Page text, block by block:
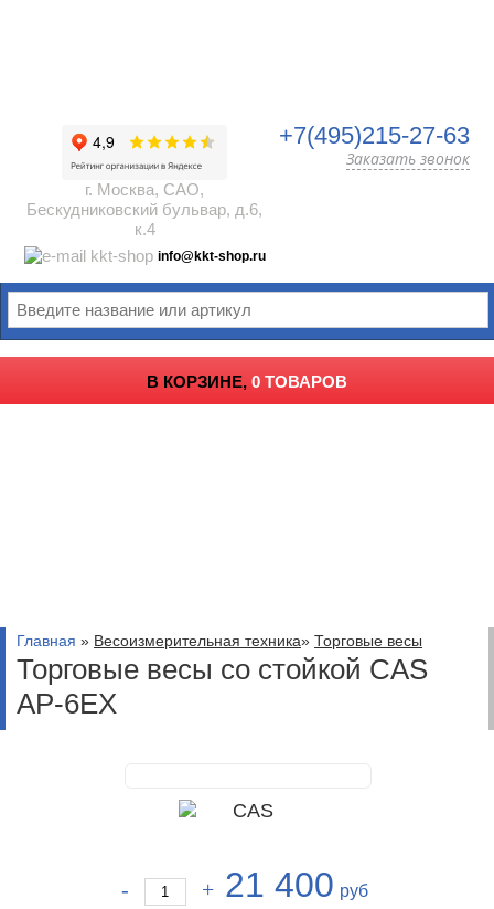
г. Москва, САО,
Бескудниковский бульвар, д.6,
к.4
info@kkt-shop.ru
+7(495)215-27-63
Заказать звонок
В КОРЗИНЕ, 0 ТОВАРОВ
Главная » Весоизмерительная техника» Торговые весы
Торговые весы со стойкой CAS
AP-6EX
21 400 руб